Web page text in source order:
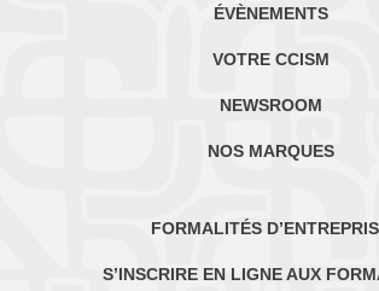
ÉVÈNEMENTS
VOTRE CCISM
NEWSROOM
NOS MARQUES
FORMALITÉS
S’INSCRIRE EN LIGNE AUX